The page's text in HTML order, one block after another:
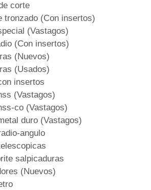
corte
tronzado (Con insertos)
(Vastagos)
(Con insertos)
(Nuevos)
(Usados)
insertos
(Vastagos)
co (Vastagos)
duro (Vastagos)
angulo
salpicaduras
(Nuevos)